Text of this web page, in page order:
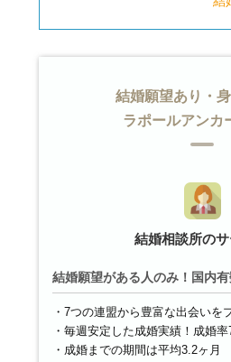
結婚願望あり・身
ラポールアンカ
結婚相談所の
結婚願望がある人のみ！国内
7つの連盟から豊富な出会いを
毎週安定した成婚実績！成婚率
成婚までの期間は平均3.2ヶ月